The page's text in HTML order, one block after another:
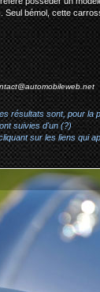
Seul bémol, cette
résultats sont, pour la
suivies d'un (?)
sur les liens qui